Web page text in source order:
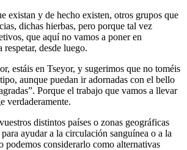
existan y de hecho existen, otros grupos que
dichas hierbas, pero porque tal vez
que aquí no vamos a poner en
desde luego.
estáis en Tseyor, y sugerimos que no toméis
aunque puedan ir adornadas con el bello
Porque el trabajo que vamos a llevar
verdaderamente.
distintos países o zonas geográficas
ayudar a la circulación sanguínea o a la
podemos considerarlo como alternativas